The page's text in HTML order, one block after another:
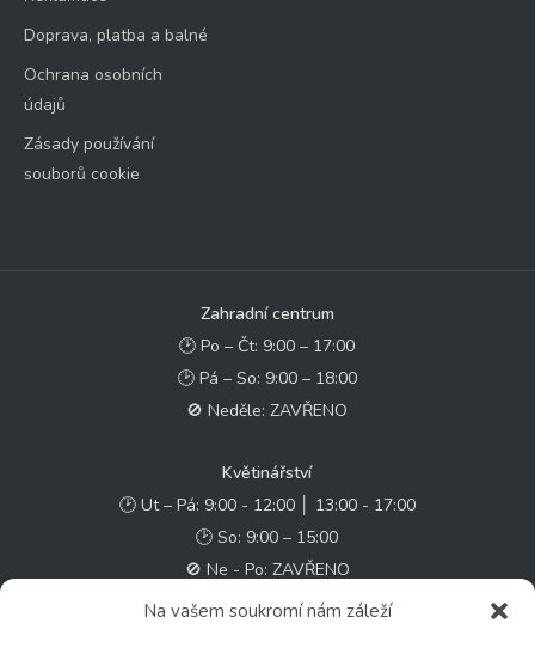
Na vašem soukromí nám záleží
Doprava, platba a balné
Ochrana osobních
údajů
Zásady používání
souborů cookie
Zahradní centrum
🕑 Po – Čt: 9:00 – 17:00
🕑 Pá – So: 9:00 – 18:00
🚫 Neděle: ZAVŘENO
Květinářství
🕑 Ut – Pá: 9:00 - 12:00 │ 13:00 - 17:00
🕑 So: 9:00 – 15:00
🚫 Ne - Po: ZAVŘENO